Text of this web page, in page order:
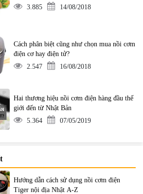
3.885
14/08/2018
Cách phân biệt cũng như chọn mua nồi cơm
điện cơ hay điện tử?
2.547
16/08/2018
Hai thương hiệu nồi cơm điện hàng đầu thế
giới đến từ Nhật Bản
5.364
07/05/2019
Hướng dẫn cách sử dụng nồi cơm điện
Tiger nội địa Nhật A-Z